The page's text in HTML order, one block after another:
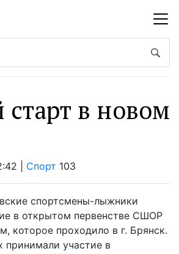
в новом
| Спорт 103
спортсмены-лыжники
в открытом первенстве СШОР
которое проходило в г. Брянск.
принимали участие в